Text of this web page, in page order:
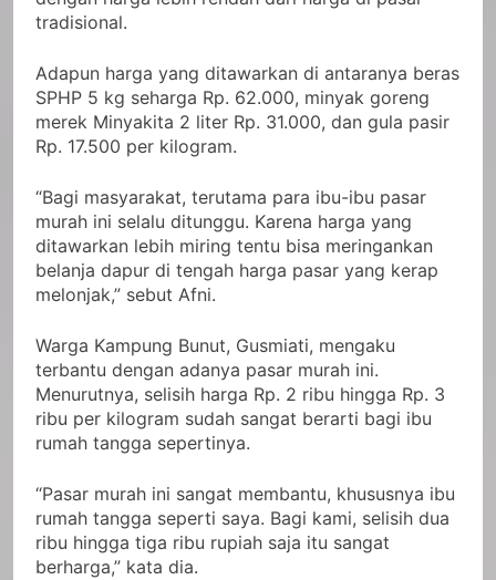
tradisional.
Adapun harga yang ditawarkan di antaranya beras
SPHP 5 kg seharga Rp. 62.000, minyak goreng
merek Minyakita 2 liter Rp. 31.000, dan gula pasir
Rp. 17.500 per kilogram.
“Bagi masyarakat, terutama para ibu-ibu pasar
murah ini selalu ditunggu. Karena harga yang
ditawarkan lebih miring tentu bisa meringankan
belanja dapur di tengah harga pasar yang kerap
melonjak,” sebut Afni.
Warga Kampung Bunut, Gusmiati, mengaku
terbantu dengan adanya pasar murah ini.
Menurutnya, selisih harga Rp. 2 ribu hingga Rp. 3
ribu per kilogram sudah sangat berarti bagi ibu
rumah tangga sepertinya.
“Pasar murah ini sangat membantu, khususnya ibu
rumah tangga seperti saya. Bagi kami, selisih dua
ribu hingga tiga ribu rupiah saja itu sangat
berharga,” kata dia.